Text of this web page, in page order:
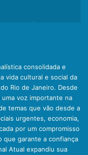
consolidada e
vida cultural e social da
Rio de Janeiro. Desde
voz importante na
temas que vão desde a
urgentes, economia,
por um compromisso
que garante a confiança
Atual expandiu sua